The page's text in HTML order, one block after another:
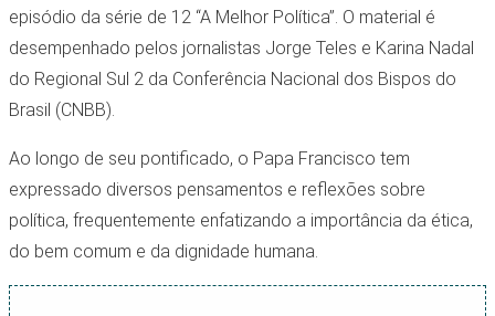
episódio da série de 12 “A Melhor Política”. O material é
desempenhado pelos jornalistas Jorge Teles e Karina Nadal
do Regional Sul 2 da Conferência Nacional dos Bispos do
Brasil (CNBB).
Ao longo de seu pontificado, o Papa Francisco tem
expressado diversos pensamentos e reflexões sobre
política, frequentemente enfatizando a importância da ética,
do bem comum e da dignidade humana.